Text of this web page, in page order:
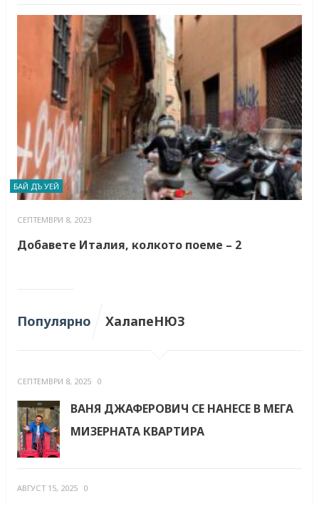
БАЙ ДЪ УЕЙ
СЕПТЕМВРИ 8, 2023
Добавете Италия, колкото поеме – 2
Популярно ХалапеНЮЗ
СЕПТЕМВРИ 8, 2025 0
ВАНЯ ДЖАФЕРОВИЧ СЕ НАНЕСЕ В МЕГА
МИЗЕРНАТА КВАРТИРА
АВГУСТ 15, 2025 0